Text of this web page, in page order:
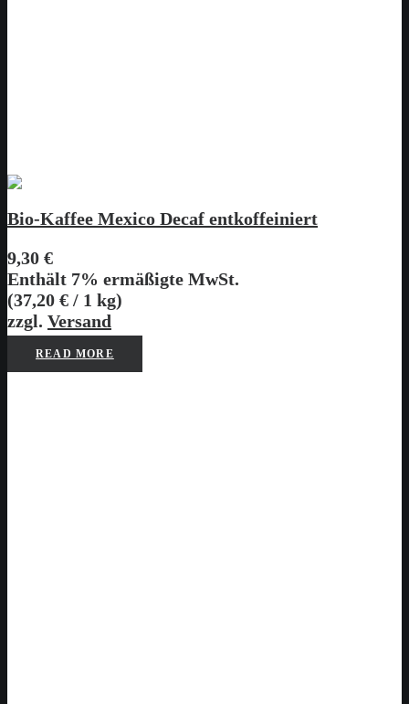
Bio-Kaffee Mexico Decaf entkoffeiniert
9,30 €
Enthält 7% ermäßigte MwSt.
(37,20 € / 1 kg)
zzgl. Versand
READ MORE